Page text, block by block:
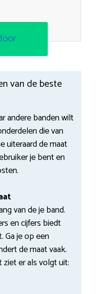
van de beste
andere banden wilt
die van
uiteraard de maat
je bent en
van de je band.
en cijfers biedt
Ga je op een
de maat vaak.
ziet er als volgt uit: